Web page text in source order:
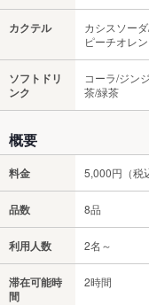
カクテル
カシスソー
ピーチオレ
ソフトドリ
ンク
コーラ/ジン
茶/緑茶
概要
料金 5,000円（税
品数 8品
利用人数 2名～
滞在可能時
間
2時間